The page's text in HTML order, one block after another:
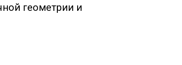
геометрии и